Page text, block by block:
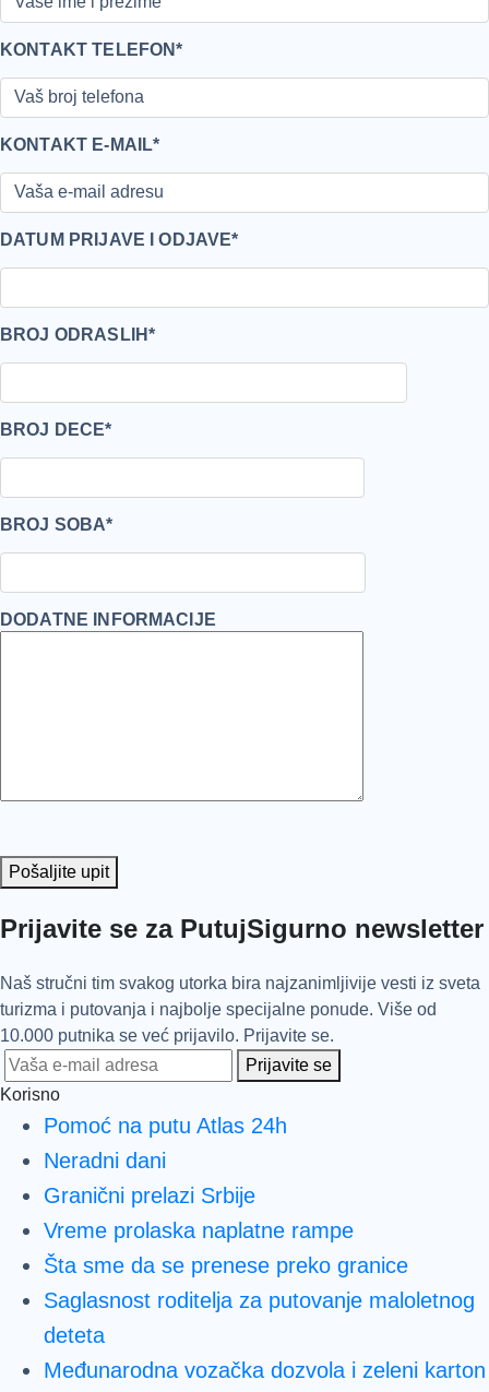
KONTAKT TELEFON*
KONTAKT E-MAIL*
DATUM PRIJAVE I ODJAVE*
BROJ ODRASLIH*
BROJ DECE*
BROJ SOBA*
DODATNE INFORMACIJE
Pošaljite upit
Prijavite se za PutujSigurno newsletter
Naš stručni tim svakog utorka bira najzanimljivije vesti iz sveta
turizma i putovanja i najbolje specijalne ponude. Više od
10.000 putnika se već prijavilo. Prijavite se.
Prijavite se
Korisno
Pomoć na putu Atlas 24h
Neradni dani
Granični prelazi Srbije
Vreme prolaska naplatne rampe
Šta sme da se prenese preko granice
Saglasnost roditelja za putovanje maloletnog
deteta
Međunarodna vozačka dozvola i zeleni karton